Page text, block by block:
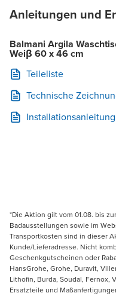
Anleitungen und
Balmani Argila
Weiβ 60 x 46 cm
Teileliste
Technische
Installationsanleitung
*Die Aktion gilt vom 01.08. bis
Badausstellungen sowie im
Transportkosten sind in dieser
Kunde/Lieferadresse. Nicht
Geschenkgutscheinen oder
HansGrohe, Grohe, Duravit,
Lithofin, Burda, Soudal, Fernox,
Ersatzteile und